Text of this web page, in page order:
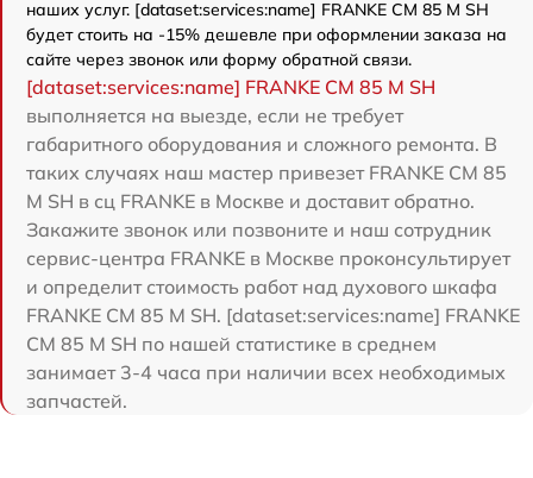
наших услуг. [dataset:services:name] FRANKE CM 85 M SH
будет стоить на -15% дешевле при оформлении заказа на
сайте через звонок или форму обратной связи.
[dataset:services:name] FRANKE CM 85 M SH
выполняется на выезде, если не требует
габаритного оборудования и сложного ремонта. В
таких случаях наш мастер привезет FRANKE CM 85
M SH в сц FRANKE в Москве и доставит обратно.
Закажите звонок или позвоните и наш сотрудник
сервис-центра FRANKE в Москве проконсультирует
и определит стоимость работ над духового шкафа
FRANKE CM 85 M SH. [dataset:services:name] FRANKE
CM 85 M SH по нашей статистике в среднем
занимает 3-4 часа при наличии всех необходимых
запчастей.